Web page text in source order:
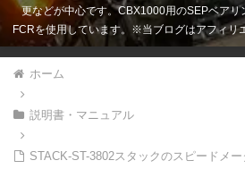
更などが中心です。CBX1000用のSEPベアリ
FCRを使用しています。※当ブログはアフィリ
ホーム
説明書・マニュアル
STACK-ST-3802スタックのスピードメ